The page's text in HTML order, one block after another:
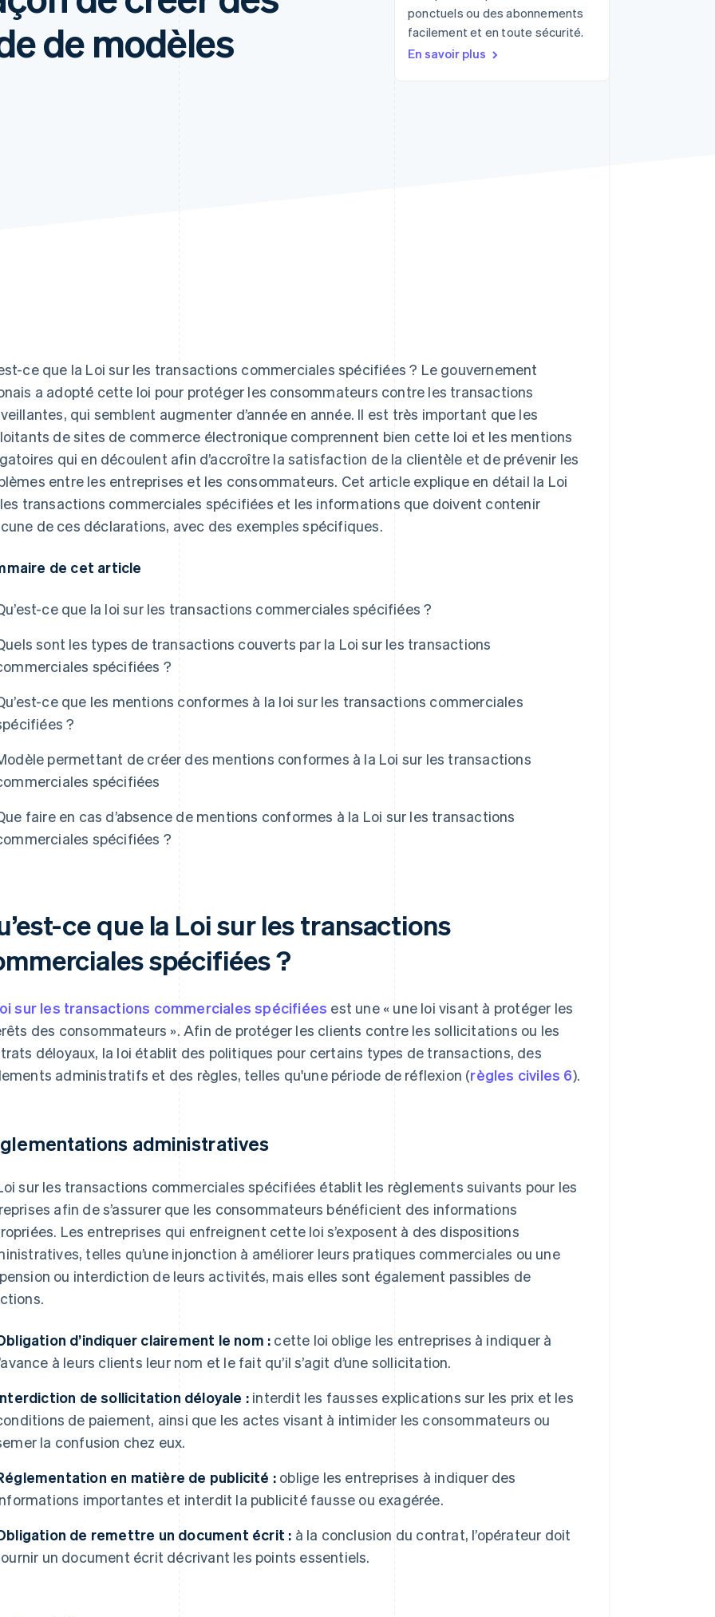
Découvrez comment
de modèles
ponctuels ou des abonnements
facilement et en toute sécurité.
En savoir plus
ce que la Loi sur les transactions commerciales spécifiées ? Le gouvernement
a adopté cette loi pour protéger les consommateurs contre les transactions
qui semblent augmenter d’année en année. Il est très important que les
de sites de commerce électronique comprennent bien cette loi et les mentions
qui en découlent afin d’accroître la satisfaction de la clientèle et de prévenir les
entre les entreprises et les consommateurs. Cet article explique en détail la Loi
transactions commerciales spécifiées et les informations que doivent contenir
de ces déclarations, avec des exemples spécifiques.
de cet article
ce que la loi sur les transactions commerciales spécifiées ?
sont les types de transactions couverts par la Loi sur les transactions
spécifiées ?
ce que les mentions conformes à la loi sur les transactions commerciales
?
permettant de créer des mentions conformes à la Loi sur les transactions
spécifiées
faire en cas d’absence de mentions conformes à la Loi sur les transactions
spécifiées ?
ce que la Loi sur les transactions
spécifiées ?
sur les transactions commerciales spécifiées est une « une loi visant à protéger les
des consommateurs ». Afin de protéger les clients contre les sollicitations ou les
déloyaux, la loi établit des politiques pour certains types de transactions, des
administratifs et des règles, telles qu'une période de réflexion (règles civiles 6).
administratives
sur les transactions commerciales spécifiées établit les règlements suivants pour les
afin de s’assurer que les consommateurs bénéficient des informations
Les entreprises qui enfreignent cette loi s’exposent à des dispositions
telles qu’une injonction à améliorer leurs pratiques commerciales ou une
ou interdiction de leurs activités, mais elles sont également passibles de
d’indiquer clairement le nom : cette loi oblige les entreprises à indiquer à
à leurs clients leur nom et le fait qu’il s’agit d’une sollicitation.
de sollicitation déloyale : interdit les fausses explications sur les prix et les
de paiement, ainsi que les actes visant à intimider les consommateurs ou
la confusion chez eux.
en matière de publicité : oblige les entreprises à indiquer des
importantes et interdit la publicité fausse ou exagérée.
de remettre un document écrit : à la conclusion du contrat, l’opérateur doit
un document écrit décrivant les points essentiels.